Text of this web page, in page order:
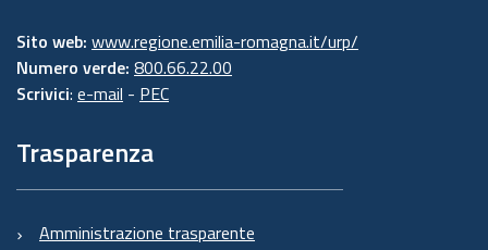
Sito web: www.regione.emilia-romagna.it/urp/
Numero verde: 800.66.22.00
Scrivici: e-mail - PEC
Trasparenza
Amministrazione trasparente